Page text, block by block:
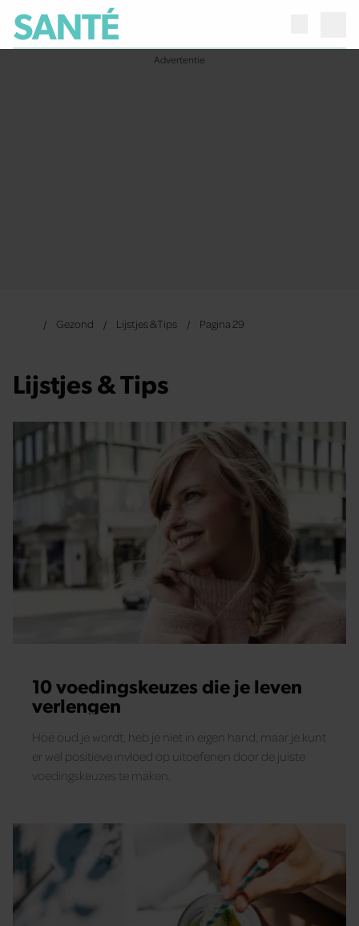
Gezond Lijstjes & Tips Pagina 29
Lijstjes & Tips
10 voedingskeuzes die je leven
verlengen
Hoe oud je wordt, heb je niet in eigen hand, maar je kunt
er wel positieve invloed op uitoefenen door de juiste
voedingskeuzes te maken.